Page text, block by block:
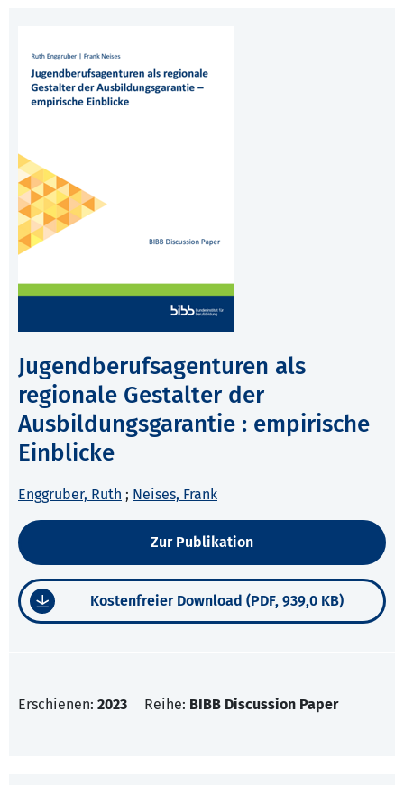
Jugendberufsagenturen als
regionale Gestalter der
Ausbildungsgarantie : empirische
Einblicke
Enggruber, Ruth ; Neises, Frank
Zur Publikation
Kostenfreier Download (PDF, 939,0 KB)
Erschienen: 2023 Reihe: BIBB Discussion Paper